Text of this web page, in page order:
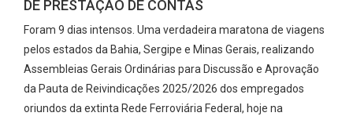
DE PRESTAÇÃO DE CONTAS
Foram 9 dias intensos. Uma verdadeira maratona de viagens
pelos estados da Bahia, Sergipe e Minas Gerais, realizando
Assembleias Gerais Ordinárias para Discussão e Aprovação
da Pauta de Reivindicações 2025/2026 dos empregados
oriundos da extinta Rede Ferroviária Federal, hoje na